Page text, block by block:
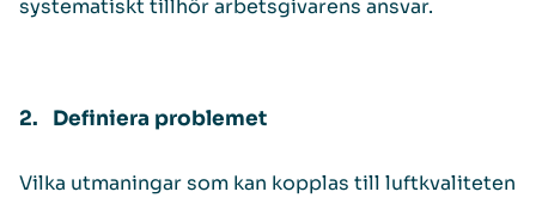
systematiskt tillhör arbetsgivarens ansvar.
2. Definiera problemet
Vilka utmaningar som kan kopplas till luftkvaliteten